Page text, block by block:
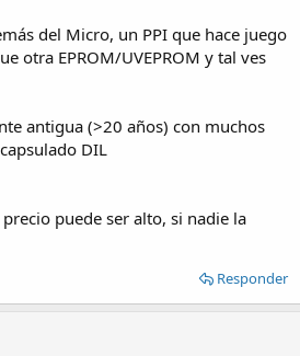
del Micro, un PPI que hace juego
otra EPROM/UVEPROM y tal ves
antigua (>20 años) con muchos
DIL
puede ser alto, si nadie la
Responder